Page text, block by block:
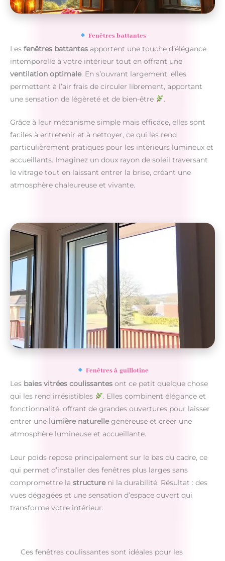
Fenêtres battantes
Les fenêtres battantes apportent une touche d’élégance
intemporelle à votre intérieur tout en offrant une
ventilation optimale. En s’ouvrant largement, elles
permettent à l’air frais de circuler librement, apportant
une sensation de légèreté et de bien-être
.
Grâce à leur mécanisme simple mais efficace, elles sont
faciles à entretenir et à nettoyer, ce qui les rend
particulièrement pratiques pour les intérieurs lumineux et
accueillants. Imaginez un doux rayon de soleil traversant
le vitrage tout en laissant entrer la brise, créant une
atmosphère chaleureuse et vivante.
Fenêtres à guillotine
Les baies vitrées coulissantes ont ce petit quelque chose
qui les rend irrésistibles
. Elles combinent élégance et
fonctionnalité, offrant de grandes ouvertures pour laisser
entrer une lumière naturellegénéreuse et créer une
atmosphère lumineuse et accueillante.
Leur poids repose principalement sur le bas du cadre, ce
qui permet d’installer des fenêtres plus larges sans
compromettre la structureni la durabilité. Résultat : des
vues dégagées et une sensation d’espace ouvert qui
transforme votre intérieur.
Ces fenêtres coulissantes sont idéales pour les